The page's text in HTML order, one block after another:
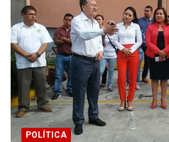
POLÍTICA